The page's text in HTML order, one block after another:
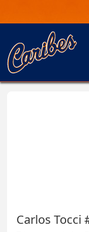
Carlos Tocci